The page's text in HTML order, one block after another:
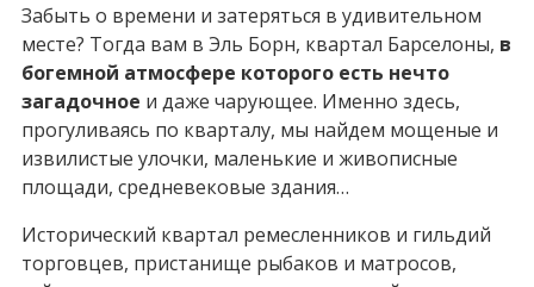
Забыть о времени и затеряться в удивительном
месте? Тогда вам в Эль Борн, квартал Барселоны, в
богемной атмосфере которого есть нечто
загадочное и даже чарующее. Именно здесь,
прогуливаясь по кварталу, мы найдем мощеные и
извилистые улочки, маленькие и живописные
площади, средневековые здания…
Исторический квартал ремесленников и гильдий
торговцев, пристанище рыбаков и матросов,